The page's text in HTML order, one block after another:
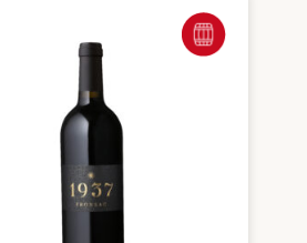
FÛT DE CHÊNE